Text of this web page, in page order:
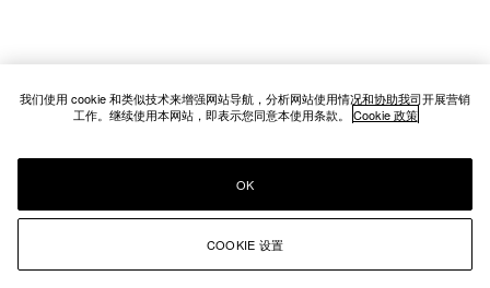
我们使用 cookie 和类似技术来增强网站导航，分析网站使用情况和协助我司开展营销
工作。继续使用本网站，即表示您同意本使用条款。 Cookie 政策
COOKIE 设置
OK